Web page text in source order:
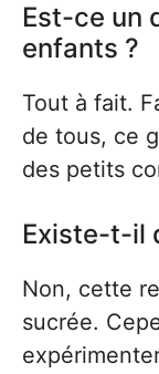
Est-ce un
enfants ?
Tout à fait.
de tous, ce
des petits
Existe-t-il
Non, cette
sucrée.